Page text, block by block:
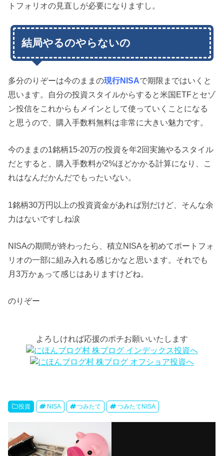
トフォリオの見直しが必要になりますし。
結局やるのやらないの
多分のりぞーは今のままの現行NISAで期限まではいくと
思います。自分の投資スタイルからすると米国ETFとセゾ
ン投信をこれからもメインとして使っていくことになる
と思うので、購入手数料無料は非常に大きい魅力です。
今のままの1銘柄15-20万の投資を年2回実施やるスタイル
だとすると、購入手数料が2%ほどかかる計算になり、こ
れはなんだかんだでもったいない。
1銘柄30万円以上の投資資金があれば別だけど、そんな余
力はないですしね涙
NISAの期間が終わったら、積立NISAを初めてポートフォ
リオの一部に組み入れる感じかなと思います。それでも
月3万かぁって感じはありますけどね。
のりぞー
よろしければ応援のポチお願いいたします
投資 NISA つみたて つみたてNISA